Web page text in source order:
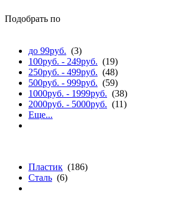
Подобрать по
до 99руб. (3)
100руб. - 249руб. (19)
250руб. - 499руб. (48)
500руб. - 999руб. (59)
1000руб. - 1999руб. (38)
2000руб. - 5000руб. (11)
Еще...
Пластик (186)
Сталь (6)